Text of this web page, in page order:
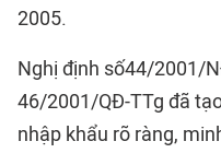
2005.
Nghị định số44/2001/
46/2001/QĐ-TTg đã
nhập khẩu rõ ràng,